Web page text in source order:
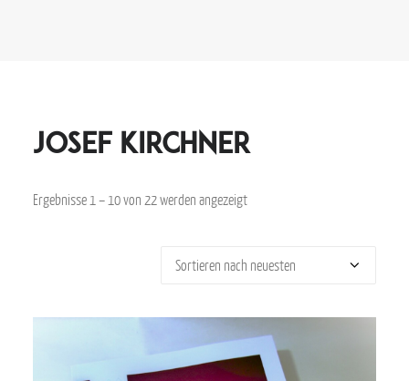
Josef Kirchner
Ergebnisse 1 – 10 von 22 werden angezeigt